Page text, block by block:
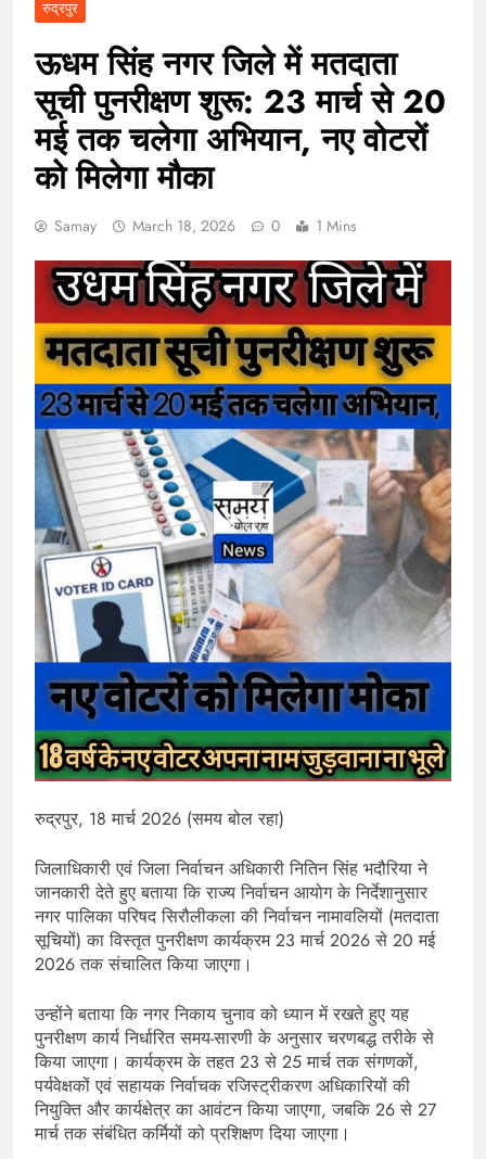
रुद्रपुर
ऊधम सिंह नगर जिले में मतदाता
सूची पुनरीक्षण शुरू: 23 मार्च से 20
मई तक चलेगा अभियान, नए वोटरों
को मिलेगा मौका
Samay March 18, 2026 0 1 Mins
रुद्रपुर, 18 मार्च 2026 (समय बोल रहा)
जिलाधिकारी एवं जिला निर्वाचन अधिकारी नितिन सिंह भदौरिया ने
जानकारी देते हुए बताया कि राज्य निर्वाचन आयोग के निर्देशानुसार
नगर पालिका परिषद सिरौलीकला की निर्वाचन नामावलियों (मतदाता
सूचियों) का विस्तृत पुनरीक्षण कार्यक्रम 23 मार्च 2026 से 20 मई
2026 तक संचालित किया जाएगा।
उन्होंने बताया कि नगर निकाय चुनाव को ध्यान में रखते हुए यह
पुनरीक्षण कार्य निर्धारित समय-सारणी के अनुसार चरणबद्ध तरीके से
किया जाएगा। कार्यक्रम के तहत 23 से 25 मार्च तक संगणकों,
पर्यवेक्षकों एवं सहायक निर्वाचक रजिस्ट्रीकरण अधिकारियों की
नियुक्ति और कार्यक्षेत्र का आवंटन किया जाएगा, जबकि 26 से 27
मार्च तक संबंधित कर्मियों को प्रशिक्षण दिया जाएगा।